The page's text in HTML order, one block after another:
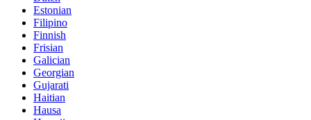
Estonian
Filipino
Finnish
Frisian
Galician
Georgian
Gujarati
Haitian
Hausa